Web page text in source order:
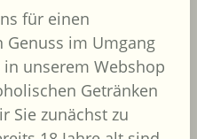
Grenache, Shiraz
für einen
im Umgang
unserem Webshop
Getränken
Sie zunächst zu